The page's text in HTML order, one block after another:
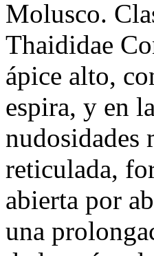
Molusco.
Thaididae
ápice alto,
espira, y en
nudosidades
reticulada,
abierta por
una